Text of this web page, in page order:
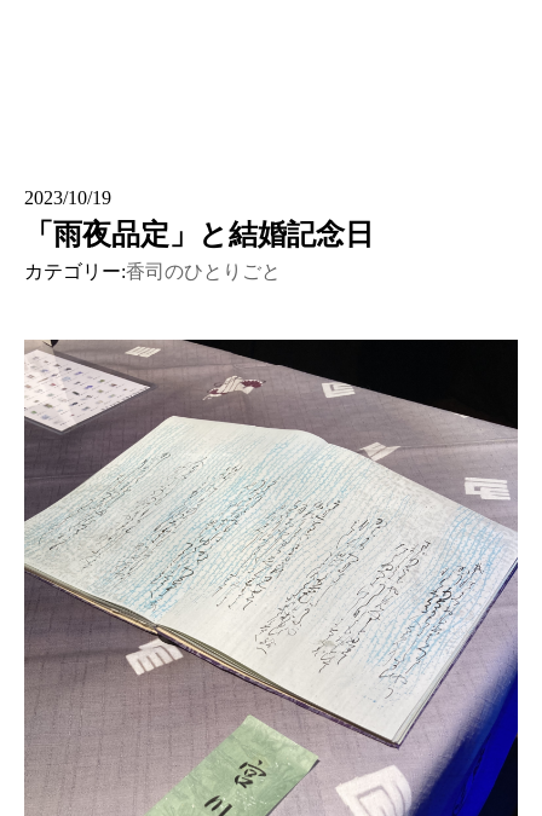
2023/10/19
「雨夜品定」と結婚記念日
カテゴリー:香司のひとりごと